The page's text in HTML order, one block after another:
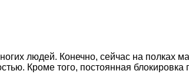
людей. Конечно, сейчас на полках
Кроме того, постоянная